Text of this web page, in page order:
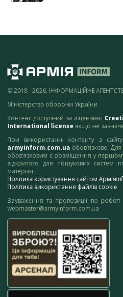
© 2018 - 2026, ІНФОРМАЦІЙНЕ
Міністерство оборони України
Контент доступний за ліцензією
International license якщо не
При використанні контенту з
armyinform.com.ua обов’язкове. Для
обов’язковим є розміщення у
відкритого для пошукових систем
матеріал.
Політика користування сайтом
Політика використання файлів cookie
Зауваження та пропозиції по
webmaster@armyinform.com.ua